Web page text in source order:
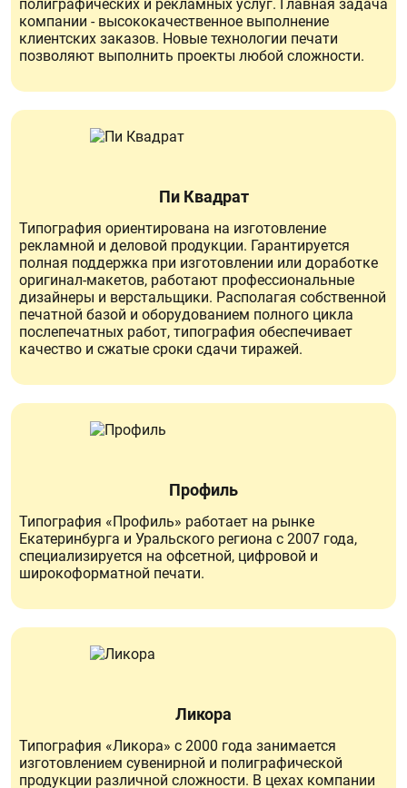
полиграфических и рекламных услуг. Главная задача
компании - высококачественное выполнение
клиентских заказов. Новые технологии печати
позволяют выполнить проекты любой сложности.
Пи Квадрат
Типография ориентирована на изготовление
рекламной и деловой продукции. Гарантируется
полная поддержка при изготовлении или доработке
оригинал-макетов, работают профессиональные
дизайнеры и верстальщики. Располагая собственной
печатной базой и оборудованием полного цикла
послепечатных работ, типография обеспечивает
качество и сжатые сроки сдачи тиражей.
Профиль
Типография «Профиль» работает на рынке
Екатеринбурга и Уральского региона с 2007 года,
специализируется на офсетной, цифровой и
широкоформатной печати.
Ликора
Типография «Ликора» с 2000 года занимается
изготовлением сувенирной и полиграфической
продукции различной сложности. В цехах компании